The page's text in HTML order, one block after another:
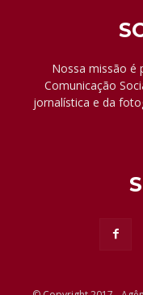
Nossa missão é
Comunicação
jornalística e da